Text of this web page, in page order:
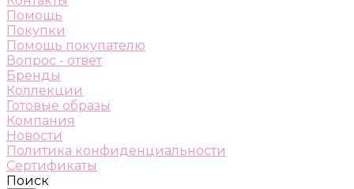
Помощь
Покупки
Помощь покупателю
Вопрос - ответ
Бренды
Коллекции
Готовые образы
Компания
Новости
Политика конфиденциальности
Сертификаты
Поиск